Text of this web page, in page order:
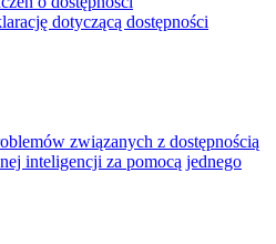
dotyczącą dostępności
związanych z dostępnością
inteligencji za pomocą jednego